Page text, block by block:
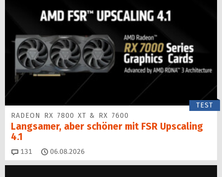
TEST
RADEON RX 7800 XT & RX 7600
Langsamer, aber schöner mit FSR Upscaling
4.1
131 Kommentare
06.08.2026